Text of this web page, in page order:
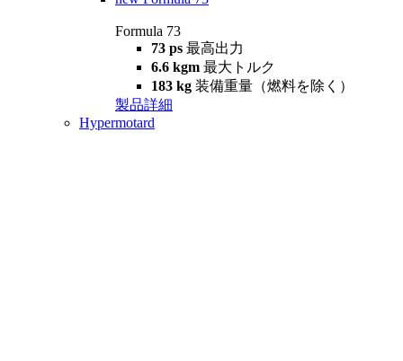
Formula 73
73 ps 最高出力
6.6 kgm 最大トルク
183 kg 装備重量（燃料を除く）
製品詳細
Hypermotard